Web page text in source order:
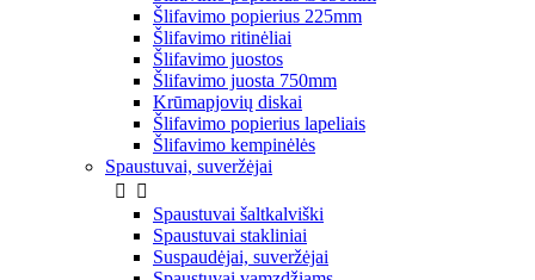
Šlifavimo popierius 225mm
Šlifavimo ritinėliai
Šlifavimo juostos
Šlifavimo juosta 750mm
Krūmapjovių diskai
Šlifavimo popierius lapeliais
Šlifavimo kempinėlės
Spaustuvai, suveržėjai


Spaustuvai šaltkalviški
Spaustuvai stakliniai
Suspaudėjai, suveržėjai